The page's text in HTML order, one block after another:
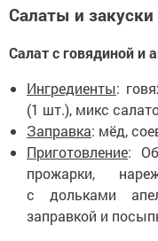
Салаты и
Салат с говядиной и
Ингредиенты:
(1 шт.), микс
Заправка: мёд,
Приготовление:
прожарки,
с дольками
заправкой и